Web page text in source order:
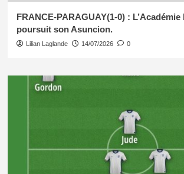
FRANCE-PARAGUAY(1-0) : L’Académie
poursuit son Asuncion.
Lilian Laglande 14/07/2026 0